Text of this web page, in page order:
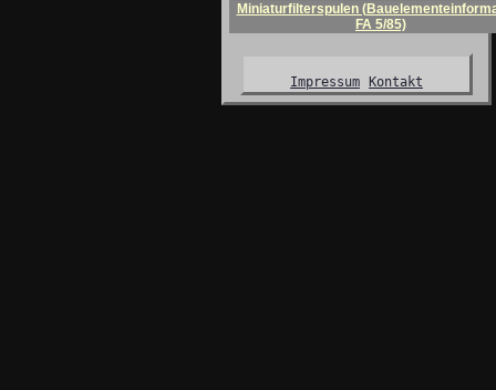
Miniaturfilterspulen
FA 5/85)
Impressum Kontakt